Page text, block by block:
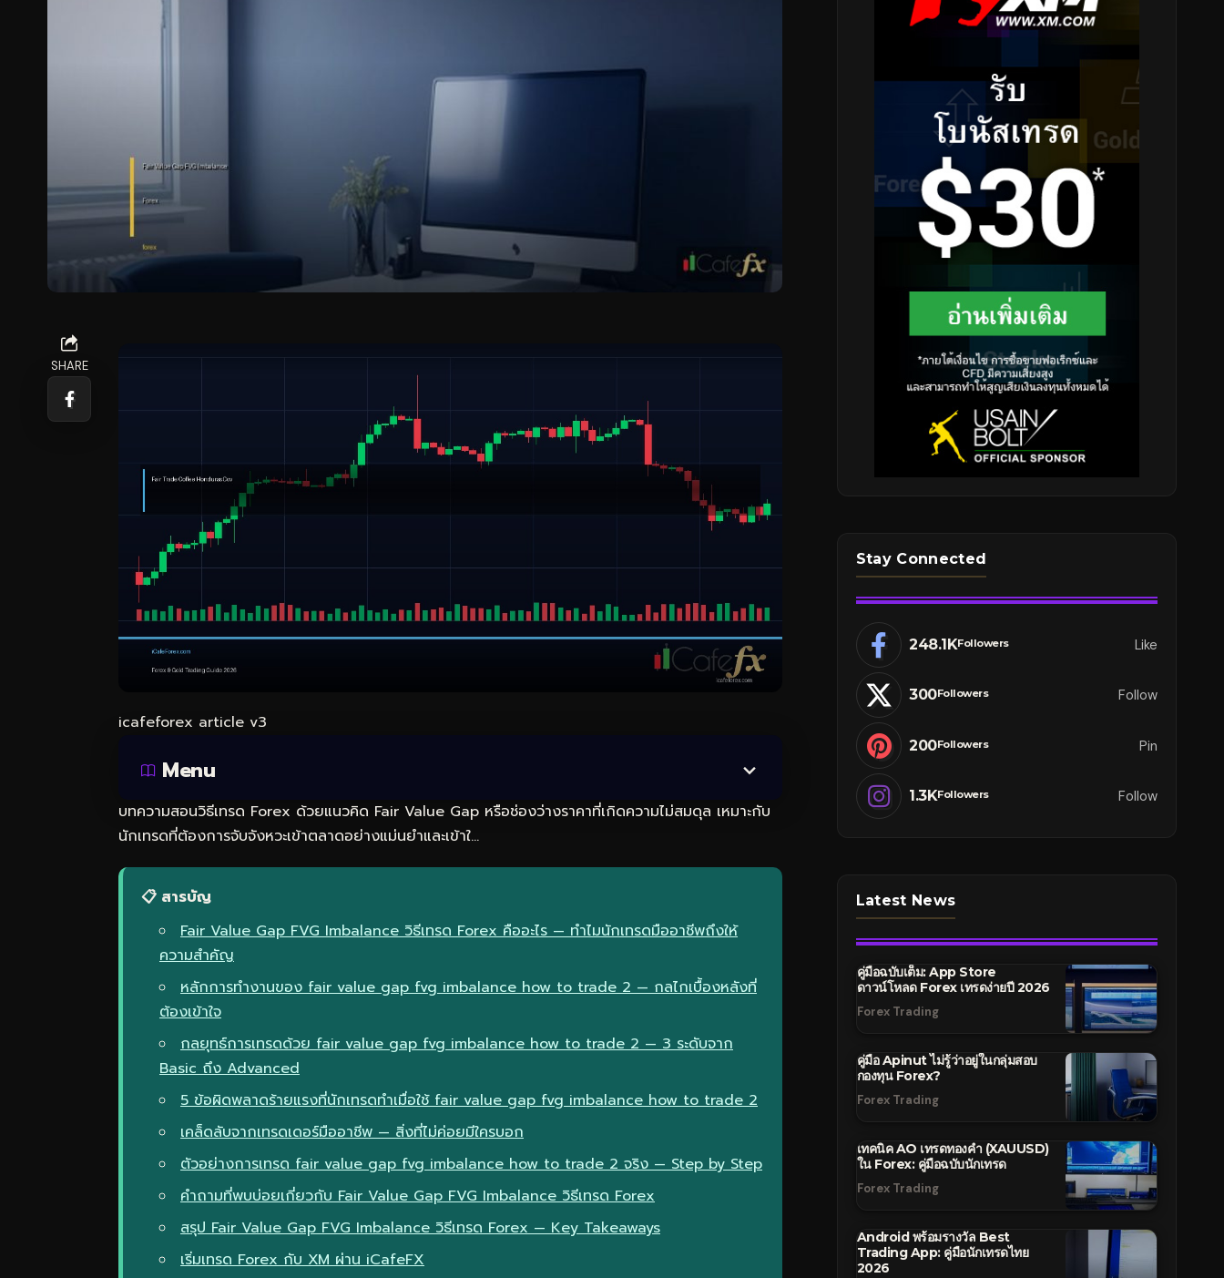
SHARE
icafeforex article v3
Menu
บทความสอนวิธีเทรด Forex ด้วยแนวคิด Fair Value Gap หรือช่องว่างราคาที่เกิดความไม่สมดุล เหมาะกับ
นักเทรดที่ต้องการจับจังหวะเข้าตลาดอย่างแม่นยำและเข้าใ…
📋 สารบัญ
Fair Value Gap FVG Imbalance วิธีเทรด Forex คืออะไร — ทำไมนักเทรดมืออาชีพถึงให้
ความสำคัญ
หลักการทำงานของ fair value gap fvg imbalance how to trade 2 — กลไกเบื้องหลังที่
ต้องเข้าใจ
กลยุทธ์การเทรดด้วย fair value gap fvg imbalance how to trade 2 — 3 ระดับจาก
Basic ถึง Advanced
5 ข้อผิดพลาดร้ายแรงที่นักเทรดทำเมื่อใช้ fair value gap fvg imbalance how to trade 2
เคล็ดลับจากเทรดเดอร์มืออาชีพ — สิ่งที่ไม่ค่อยมีใครบอก
ตัวอย่างการเทรด fair value gap fvg imbalance how to trade 2 จริง — Step by Step
คำถามที่พบบ่อยเกี่ยวกับ Fair Value Gap FVG Imbalance วิธีเทรด Forex
สรุป Fair Value Gap FVG Imbalance วิธีเทรด Forex — Key Takeaways
เริ่มเทรด Forex กับ XM ผ่าน iCafeFX
Stay Connected
248.1KFollowers Like
300Followers Follow
200Followers Pin
1.3KFollowers Follow
Latest News
คู่มือฉบับเต็ม: App Store
ดาวน์โหลด Forex เทรดง่ายปี 2026
Forex Trading
คู่มือ Apinut ไม่รู้ว่าอยู่ในกลุ่มสอบ
กองทุน Forex?
Forex Trading
เทคนิค AO เทรดทองคำ (XAUUSD)
ใน Forex: คู่มือฉบับนักเทรด
Forex Trading
Android พร้อมรางวัล Best
Trading App: คู่มือนักเทรดไทย
2026